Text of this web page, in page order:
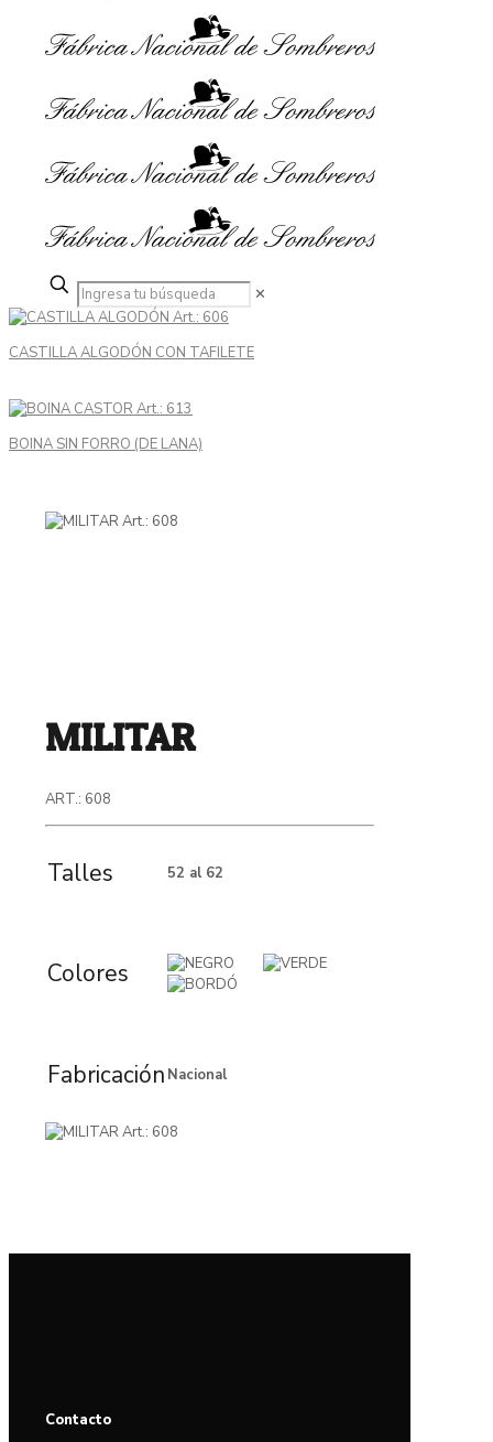
✕
CASTILLA ALGODÓN CON TAFILETE
BOINA SIN FORRO (DE LANA)
MILITAR
ART.: 608
Talles 52 al 62
Colores
Fabricación Nacional
Contacto